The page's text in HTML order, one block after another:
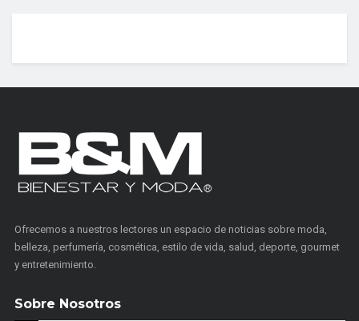
Ofrecemos a nuestros lectores un espacio de noticias sobre moda,
belleza, perfumería, cosmética, estilo de vida, salud, deporte, gourmet
y entretenimiento.
Sobre Nosotros